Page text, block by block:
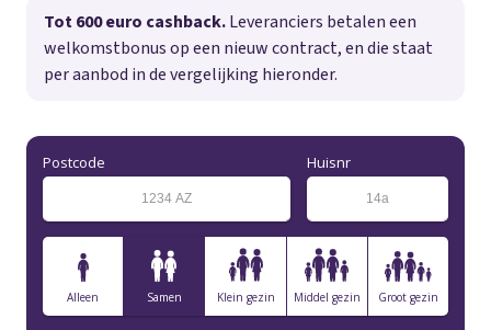
Tot 600 euro cashback.Leveranciers betalen een
welkomstbonus op een nieuw contract, en die staat
per aanbod in de vergelijking hieronder.